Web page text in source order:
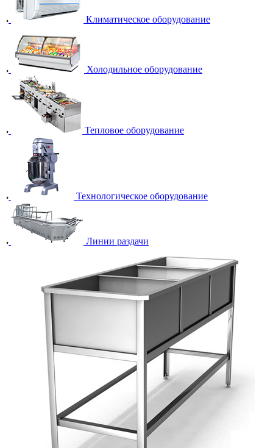
Климатическое оборудование
Холодильное оборудование
Тепловое оборудование
Технологическое оборудование
Линии раздачи